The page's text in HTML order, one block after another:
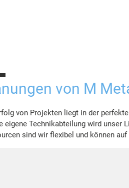
von M
von Projekten liegt in der
eigene Technikabteilung wird unser
sind wir flexibel und können